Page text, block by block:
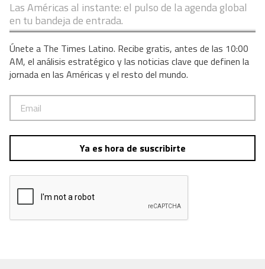
Las Américas al instante: el pulso de la agenda global
en tu bandeja de entrada.
Únete a The Times Latino. Recibe gratis, antes de las 10:00
AM, el análisis estratégico y las noticias clave que definen la
jornada en las Américas y el resto del mundo.
Ya es hora de suscribirte